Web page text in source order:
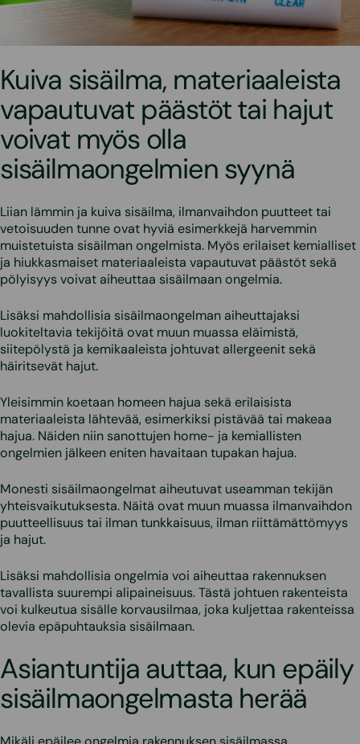
Kuiva sisäilma, materiaaleista
vapautuvat päästöt tai hajut
voivat myös olla
sisäilmaongelmien syynä
Liian lämmin ja kuiva sisäilma, ilmanvaihdon puutteet tai
vetoisuuden tunne ovat hyviä esimerkkejä harvemmin
muistetuista sisäilman ongelmista. Myös erilaiset kemialliset
ja hiukkasmaiset materiaaleista vapautuvat päästöt sekä
pölyisyys voivat aiheuttaa sisäilmaan ongelmia.
Lisäksi mahdollisia sisäilmaongelman aiheuttajaksi
luokiteltavia tekijöitä ovat muun muassa eläimistä,
siitepölystä ja kemikaaleista johtuvat allergeenit sekä
häiritsevät hajut.
Yleisimmin koetaan homeen hajua sekä erilaisista
materiaaleista lähtevää, esimerkiksi pistävää tai makeaa
hajua. Näiden niin sanottujen home- ja kemiallisten
ongelmien jälkeen eniten havaitaan tupakan hajua.
Monesti sisäilmaongelmat aiheutuvat useamman tekijän
yhteisvaikutuksesta. Näitä ovat muun muassa ilmanvaihdon
puutteellisuus tai ilman tunkkaisuus, ilman riittämättömyys
ja hajut.
Lisäksi mahdollisia ongelmia voi aiheuttaa rakennuksen
tavallista suurempi alipaineisuus. Tästä johtuen rakenteista
voi kulkeutua sisälle korvausilmaa, joka kuljettaa rakenteissa
olevia epäpuhtauksia sisäilmaan.
Asiantuntija auttaa, kun epäily
sisäilmaongelmasta herää